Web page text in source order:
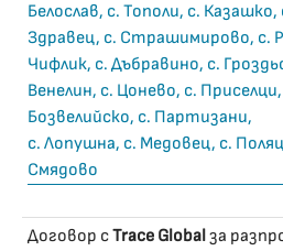
Белослав, с. Тополи, с.
Здравец, с. Страшимирово, с.
Чифлик, с. Дъбравино, с.
Венелин, с. Цонево, с.
Бозвелийско, с. Партизани,
с. Лопушна, с. Медовец, с.
Смядово
Договор сTrace Globalза